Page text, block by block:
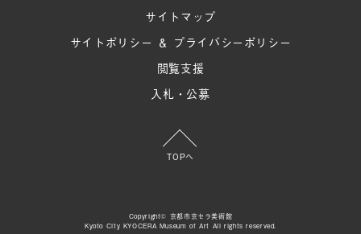
サイトマップ
サイトポリシー ＆ プライバシーポリシー
閲覧支援
入札・公募
TOPへ
Copyright© 京都市京セラ美術館
Kyoto City KYOCERA Museum of Art All rights reserved.